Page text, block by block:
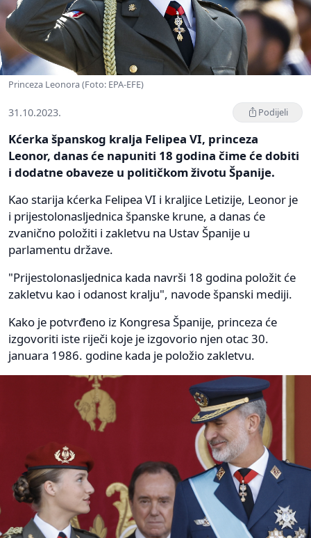
Princeza Leonora (Foto: EPA-EFE)
31.10.2023. Podijeli
Kćerka španskog kralja Felipea VI, princeza
Leonor, danas će napuniti 18 godina čime će dobiti
i dodatne obaveze u političkom životu Španije.
Kao starija kćerka Felipea VI i kraljice Letizije, Leonor je
i prijestolonasljednica španske krune, a danas će
zvanično položiti i zakletvu na Ustav Španije u
parlamentu države.
"Prijestolonasljednica kada navrši 18 godina položit će
zakletvu kao i odanost kralju", navode španski mediji.
Kako je potvrđeno iz Kongresa Španije, princeza će
izgovoriti iste riječi koje je izgovorio njen otac 30.
januara 1986. godine kada je položio zakletvu.